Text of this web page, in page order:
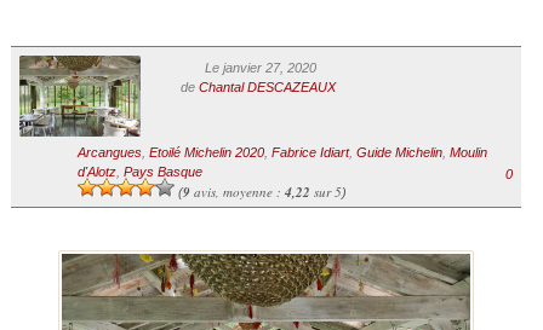
Le janvier 27, 2020
de Chantal DESCAZEAUX
Arcangues, Etoilé Michelin 2020, Fabrice Idiart, Guide Michelin, Moulin
d'Alotz, Pays Basque
(9avis, moyenne : 4,22 sur 5)
0